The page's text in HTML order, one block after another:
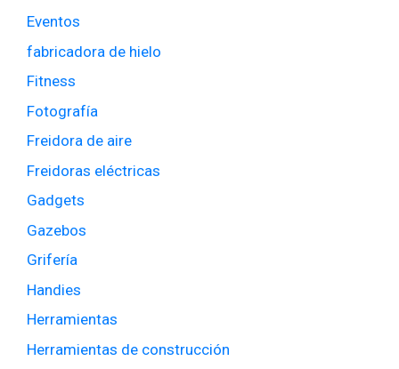
Eventos
fabricadora de hielo
Fitness
Fotografía
Freidora de aire
Freidoras eléctricas
Gadgets
Gazebos
Grifería
Handies
Herramientas
Herramientas de construcción